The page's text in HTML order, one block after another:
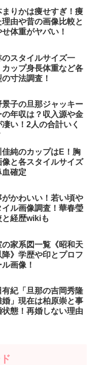
まりかは痩せすぎ！痩
理由や昔の画像比較と
体重がヤバい！
のスタイルサイズ一
カップ身長体重など各
寸法調査！
景子の旦那ジャッキー
の年収は？収入源や金
い！2人の合計いく
佳純のカップはE！胸
像と各スタイルサイズ
血確定
がかわいい！若い頃や
イル画像調査！華春瑩
と経歴wikiも
の家系図一覧《昭和天
降》学歴や印とプロフ
ル画像！
有紀「旦那の吉岡秀隆
婚」現在は柏原崇と事
状態！再婚しない理由